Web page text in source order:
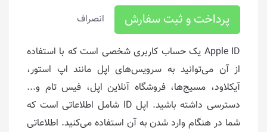
پرداخت و ثبت سفارش انصراف
Apple ID یک حساب کاربری شخصی است که با استفاده
از آن می‌توانید به سرویس‌های اپل مانند اپ استور،
آیکلاود، مسیج‌ها، فروشگاه آنلاین اپل، فیس تام و...
دسترسی داشته باشید. اپل ID شامل اطلاعاتی است که
شما در هنگام وارد شدن به آن استفاده می‌کنید. اطلاعاتی